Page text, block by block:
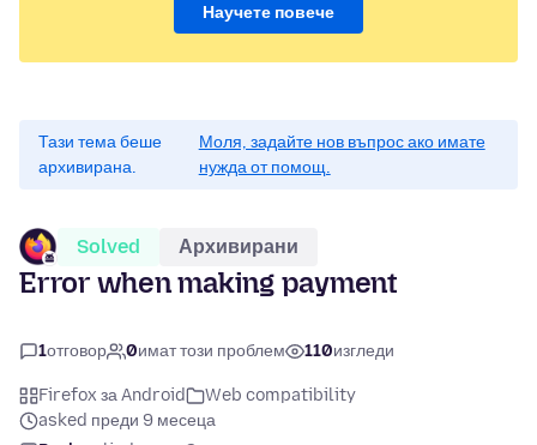
Научете повече
Тази тема беше
архивирана.
Моля, задайте нов въпрос ако имате
нужда от помощ.
Solved Архивирани
Error when making payment
1отговор 0имат този проблем 110изгледи
Firefox за Android
Web compatibility
asked преди 9 месеца